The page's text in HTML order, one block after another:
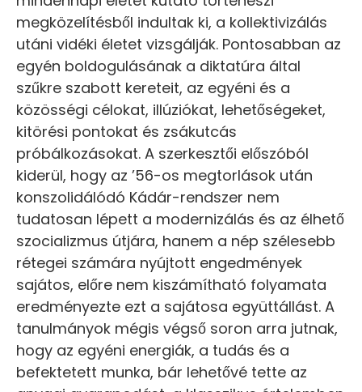
megközelítésből indultak ki, a kollektivizálás
utáni vidéki életet vizsgálják. Pontosabban az
egyén boldogulásának a diktatúra által
szűkre szabott kereteit, az egyéni és a
közösségi célokat, illúziókat, lehetőségeket,
kitörési pontokat és zsákutcás
próbálkozásokat. A szerkesztői előszóból
kiderül, hogy az ’56-os megtorlások után
konszolidálódó Kádár-rendszer nem
tudatosan lépett a modernizálás és az élhető
szocializmus útjára, hanem a nép szélesebb
rétegei számára nyújtott engedmények
sajátos, előre nem kiszámítható folyamata
eredményezte ezt a sajátosa együttállást. A
tanulmányok mégis végső soron arra jutnak,
hogy az egyéni energiák, a tudás és a
befektetett munka, bár lehetővé tette az